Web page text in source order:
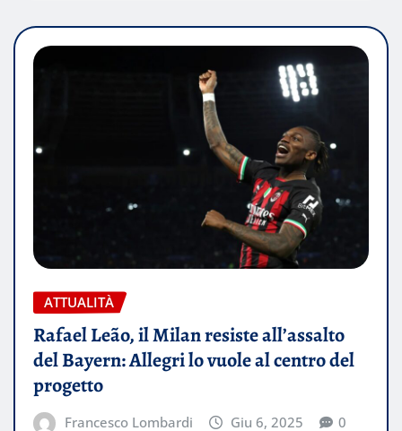
ATTUALITÀ
Rafael Leão, il Milan resiste all’assalto
del Bayern: Allegri lo vuole al centro del
progetto
Francesco Lombardi Giu 6, 2025 0